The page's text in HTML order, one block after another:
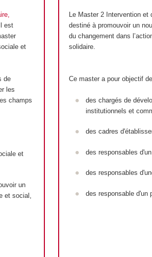
est
et
de
les
champs
et
un
et social,
Le Master 2 Intervention et
destiné à promouvoir un
du changement dans
solidaire.
Ce master a pour objectif
des chargés de
institutionnels et
des cadres
des responsables
des responsables
des responsable d'un